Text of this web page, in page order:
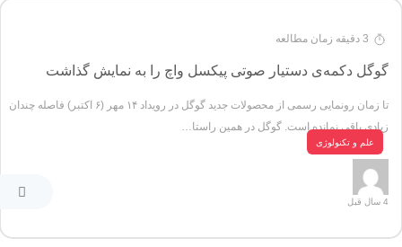
3 دقیقه زمان مطالعه
گوگل دکمه‌ی دستیار صوتی پیکسل واچ را به نمایش گذاشت
تا زمان رونمایی رسمی از محصولات جدید گوگل در رویداد ۱۴ مهر (۶ اکتبر) فاصله چندان
زیادی باقی نمانده است. گوگل در همین راستا…
4 سال قبل
علم و تکنولوژی